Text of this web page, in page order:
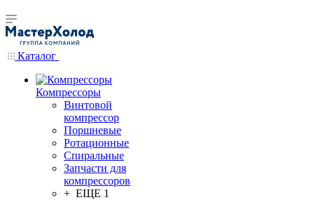
Каталог
Компрессоры
Винтовой
компрессор
Поршневые
Ротационные
Спиральные
Запчасти для
компрессоров
+ ЕЩЕ 1